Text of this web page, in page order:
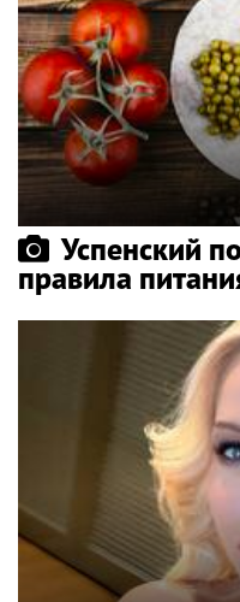
Успенский
правила